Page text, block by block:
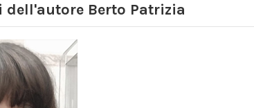
dell'autore Berto Patrizia